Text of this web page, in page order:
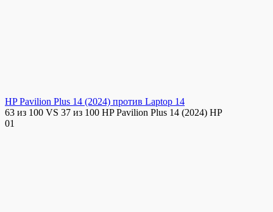
HP Pavilion Plus 14 (2024) против Laptop 14
63 из 100 VS 37 из 100 HP Pavilion Plus 14 (2024) HP
01